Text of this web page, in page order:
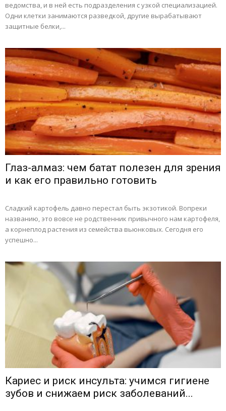
ведомства, и в ней есть подразделения с узкой специализацией.
Одни клетки занимаются разведкой, другие вырабатывают
защитные белки,...
Глаз-алмаз: чем батат полезен для зрения
и как его правильно готовить
Сладкий картофель давно перестал быть экзотикой. Вопреки
названию, это вовсе не родственник привычного нам картофеля,
а корнеплод растения из семейства вьюнковых. Сегодня его
успешно...
Кариес и риск инсульта: учимся гигиене
зубов и снижаем риск заболеваний...